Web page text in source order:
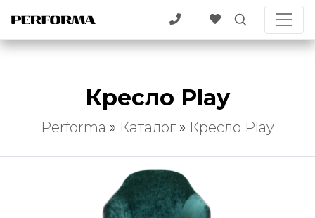
Кресло Play
Performa » Каталог » Кресло Play